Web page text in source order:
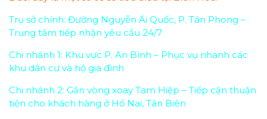
Trụ sở chính: Đường Nguyễn Ái Quốc, P. Tân Phong –
Trung tâm tiếp nhận yêu cầu 24/7
Chi nhánh 1: Khu vực P. An Bình – Phục vụ nhanh các
khu dân cư và hộ gia đình
Chi nhánh 2: Gần vòng xoay Tam Hiệp – Tiếp cận thuận
tiện cho khách hàng ở Hố Nai, Tân Biên